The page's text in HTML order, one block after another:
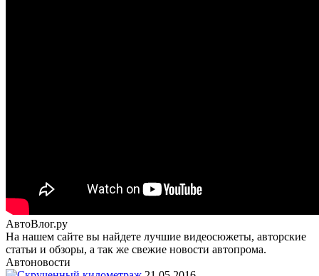
АвтоВлог.ру
На нашем сайте вы найдете лучшие видеосюжеты, авторские
статьи и обзоры, а так же свежие новости автопрома.
Автоновости